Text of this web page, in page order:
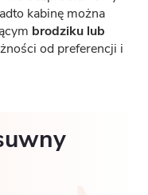
kabinę można
brodziku lub
od preferencji i